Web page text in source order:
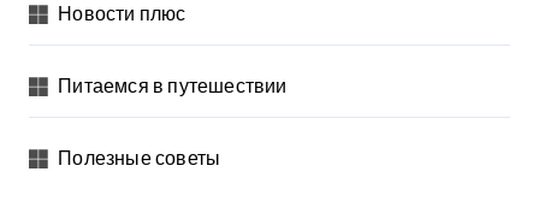
Новости плюс
Питаемся в путешествии
Полезные советы